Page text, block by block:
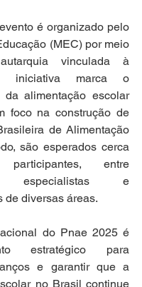
é organizado pelo
(MEC) por meio
vinculada à
iniciativa marca o
da alimentação escolar
foco na construção de
de Alimentação
são esperados cerca
entre
especialistas e
de diversas áreas.
do Pnae 2025 é
estratégico para
e garantir que a
no Brasil continue